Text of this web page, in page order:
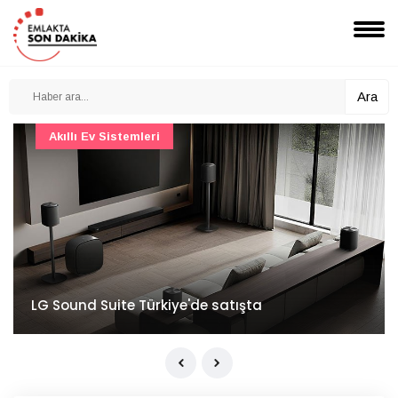
Ara
LG Sound Suite Türkiye'de satışta
Akıllı Ev Sistemleri